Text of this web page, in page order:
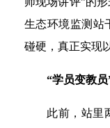
生态环境监测站
碰硬，真正实现
“学员变教
此前，站里